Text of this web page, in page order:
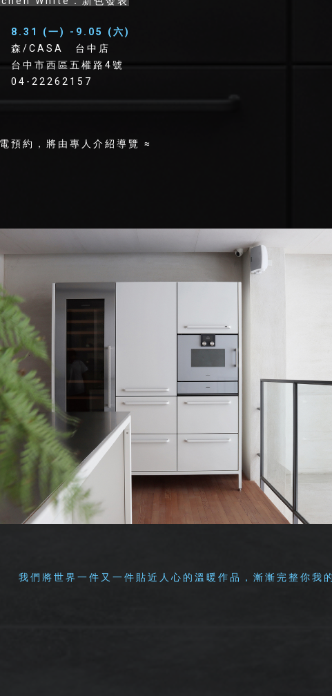
8.31 (一) -9.05 (六)
/CASA 台中店
西區五權路4號
04-22262157
預約，將由專人介紹導覽 ≈
我們將世界一件又一件貼近人心的溫暖作品，漸漸完整你我